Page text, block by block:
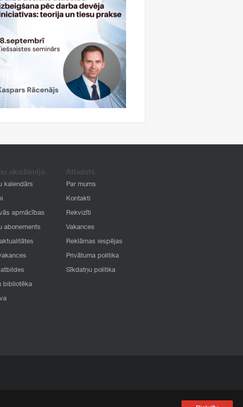
akadēmija
kalendārs
apmācības
abonements
bibliotēka
Atbalsts
Par mums
Kontakti
Rekvizīti
Vakances
Reklāmas iespējas
Privātuma politika
Sīkdatņu politika